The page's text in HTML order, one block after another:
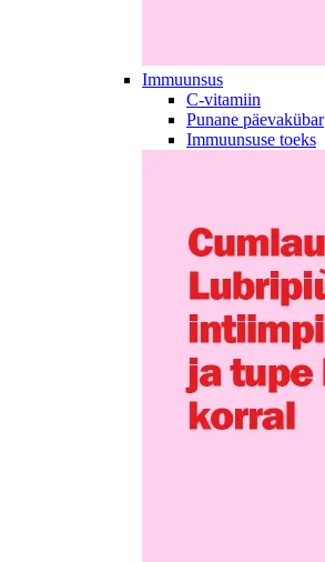
Immuunsus
C-vitamiin
Punane päevakübar
Immuunsuse toeks